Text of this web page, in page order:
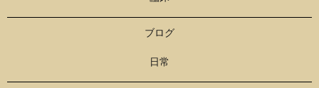
ブログ
日常